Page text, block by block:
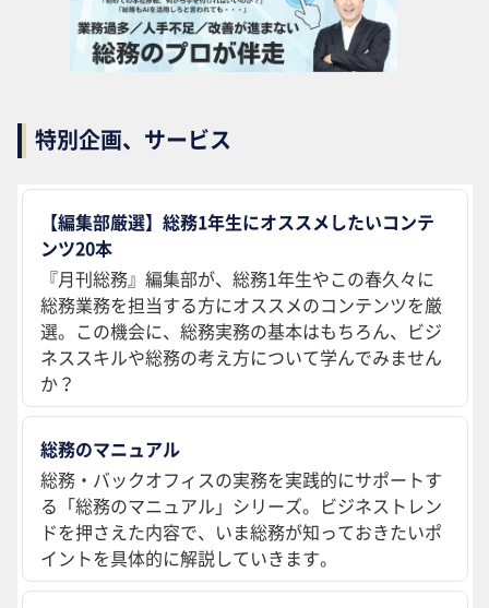
特別企画、サービス
【編集部厳選】総務1年生にオススメしたいコンテ
ンツ20本
『月刊総務』編集部が、総務1年生やこの春久々に
総務業務を担当する方にオススメのコンテンツを厳
選。この機会に、総務実務の基本はもちろん、ビジ
ネススキルや総務の考え方について学んでみません
か？
総務のマニュアル
総務・バックオフィスの実務を実践的にサポートす
る「総務のマニュアル」シリーズ。ビジネストレン
ドを押さえた内容で、いま総務が知っておきたいポ
イントを具体的に解説していきます。